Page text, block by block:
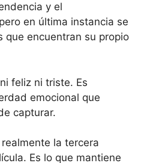
y el
en última instancia se
que encuentran su propio
feliz ni triste. Es
emocional que
capturar.
la tercera
Es lo que mantiene